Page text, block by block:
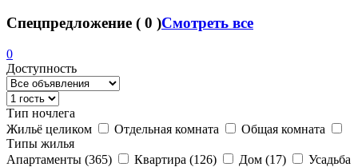
Спецпредложение ( 0 )Смотреть все
0
Доступность
Тип ночлега
Жильё целиком
Отдельная комната
Общая комната
Типы жилья
Апартаменты (365) Квартира (126) Дом (17)
Усадьба